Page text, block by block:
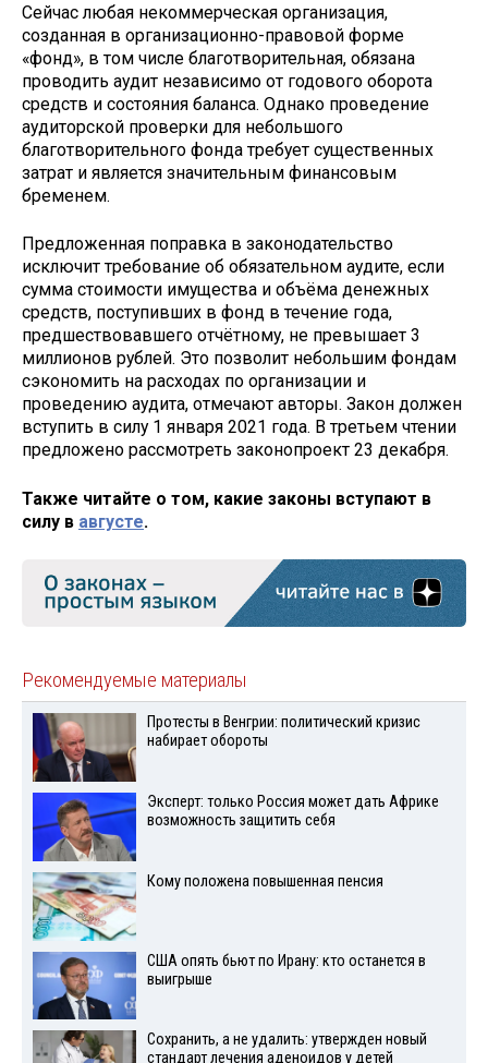
Сейчас любая некоммерческая организация,
созданная в организационно-правовой форме
«фонд», в том числе благотворительная, обязана
проводить аудит независимо от годового оборота
средств и состояния баланса. Однако проведение
аудиторской проверки для небольшого
благотворительного фонда требует существенных
затрат и является значительным финансовым
бременем.
Предложенная поправка в законодательство
исключит требование об обязательном аудите, если
сумма стоимости имущества и объёма денежных
средств, поступивших в фонд в течение года,
предшествовавшего отчётному, не превышает 3
миллионов рублей. Это позволит небольшим фондам
сэкономить на расходах по организации и
проведению аудита, отмечают авторы. Закон должен
вступить в силу 1 января 2021 года. В третьем чтении
предложено рассмотреть законопроект 23 декабря.
Также читайте о том, какие законы вступают в
силу в августе.
Рекомендуемые материалы
Протесты в Венгрии: политический кризис
набирает обороты
Эксперт: только Россия может дать Африке
возможность защитить себя
Кому положена повышенная пенсия
США опять бьют по Ирану: кто останется в
выигрыше
Сохранить, а не удалить: утвержден новый
стандарт лечения аденоидов у детей